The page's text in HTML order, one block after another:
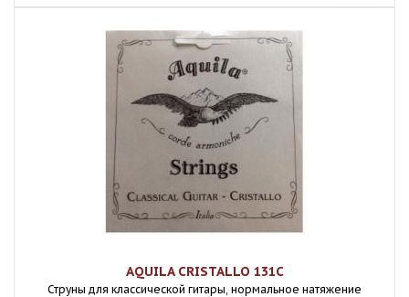
AQUILA CRISTALLO 131C
Струны для классической гитары, нормальное натяжение